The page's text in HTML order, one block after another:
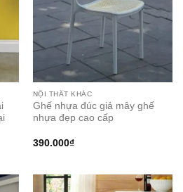
NỘI THẤT KHÁC
Ghế nhựa đúc giả mây ghế
nhựa đẹp cao cấp
390.000₫